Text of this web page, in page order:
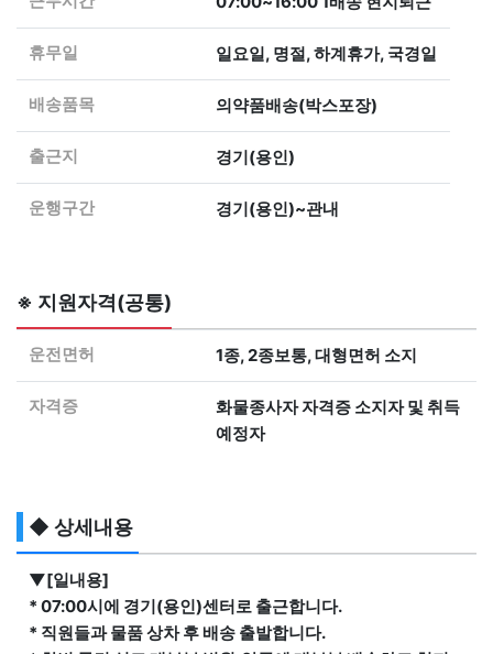
휴무일 일요일, 명절, 하계휴가, 국경일
배송품목 의약품배송(박스포장)
출근지 경기(용인)
운행구간 경기(용인)~관내
※ 지원자격(공통)
운전면허 1종, 2종보통, 대형면허 소지
자격증
화물종사자 자격증 소지자 및 취득
예정자
◆ 상세내용
▼[일내용]
* 07:00시에 경기(용인)센터로 출근합니다.
* 직원들과 물품 상차 후 배송 출발합니다.